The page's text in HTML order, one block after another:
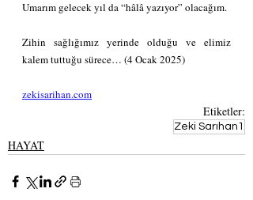
Umarım gelecek yıl da “hâlâ yazıyor” olacağım.
Zihin sağlığımız yerinde olduğu ve elimiz
kalem tuttuğu sürece… (4 Ocak 2025)
zekisarihan.com
Etiketler:
Zeki Sarıhan1
HAYAT